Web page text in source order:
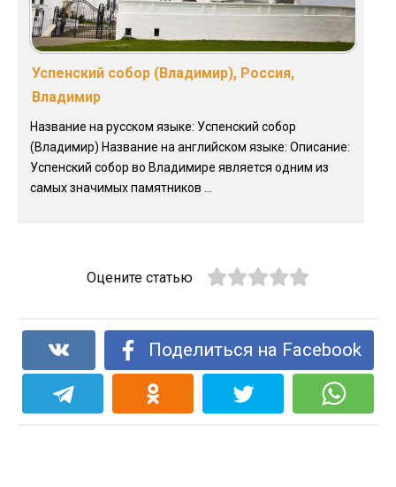
Успенский собор (Владимир), Россия,
Владимир
Название на русском языке: Успенский собор
(Владимир) Название на английском языке: Описание:
Успенский собор во Владимире является одним из
самых значимых памятников ...
Оцените статью
Поделиться на Facebook